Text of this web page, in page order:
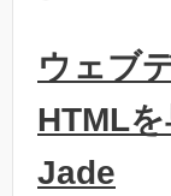
ウェブ
HTML
Jade